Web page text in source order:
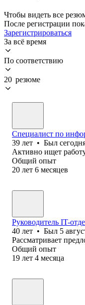
Чтобы видеть все
После регистрации
Зарегистрироваться
За всё время
По соответствию
20 резюме
Специалист по
39 лет • Был
Активно ищет
Общий опыт
20 лет 6 месяцев
Руководитель IT-
40 лет • Был 5
Рассматривает
Общий опыт
19 лет 4 месяца